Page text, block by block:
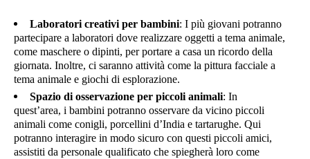
Laboratori creativi per bambini: I più giovani potranno
partecipare a laboratori dove realizzare oggetti a tema animale,
come maschere o dipinti, per portare a casa un ricordo della
giornata. Inoltre, ci saranno attività come la pittura facciale a
tema animale e giochi di esplorazione.
Spazio di osservazione per piccoli animali: In
quest’area, i bambini potranno osservare da vicino piccoli
animali come conigli, porcellini d’India e tartarughe. Qui
potranno interagire in modo sicuro con questi piccoli amici,
assistiti da personale qualificato che spiegherà loro come